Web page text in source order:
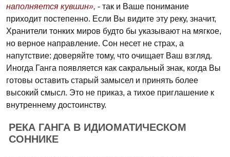
наполняется кувшин», - так и Ваше понимание
приходит постепенно. Если Вы видите эту реку, значит,
Хранители тонких миров будто бы указывают на мягкое,
но верное направление. Сон несет не страх, а
напутствие: доверяйте тому, что очищает Ваш взгляд.
Иногда Ганга появляется как сакральный знак, когда Вы
готовы оставить старый замысел и принять более
высокий смысл. Это не приказ, а тихое приглашение к
внутреннему достоинству.
РЕКА ГАНГА В ИДИОМАТИЧЕСКОМ
СОННИКЕ